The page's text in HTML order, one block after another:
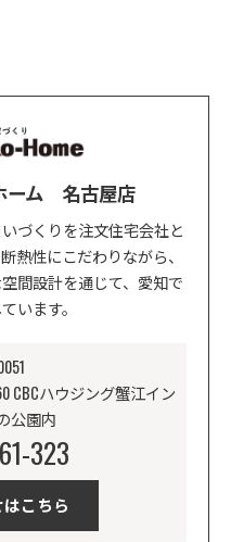
ーム 名古屋店
づくりを注文住宅会社と
熱性にこだわりながら、
間設計を通じて、愛知で
います。
CBCハウジング蟹江イン
公園内
323
こちら